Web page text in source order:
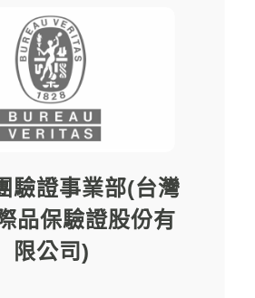
驗證事業部(台灣
品保驗證股份有
限公司)